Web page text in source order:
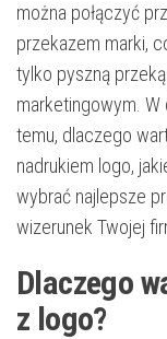
można połączyć
przekazem marki,
tylko pyszną
marketingowym.
temu, dlaczego
nadrukiem logo,
wybrać najlepsze
wizerunek Twojej
Dlaczego
z logo?